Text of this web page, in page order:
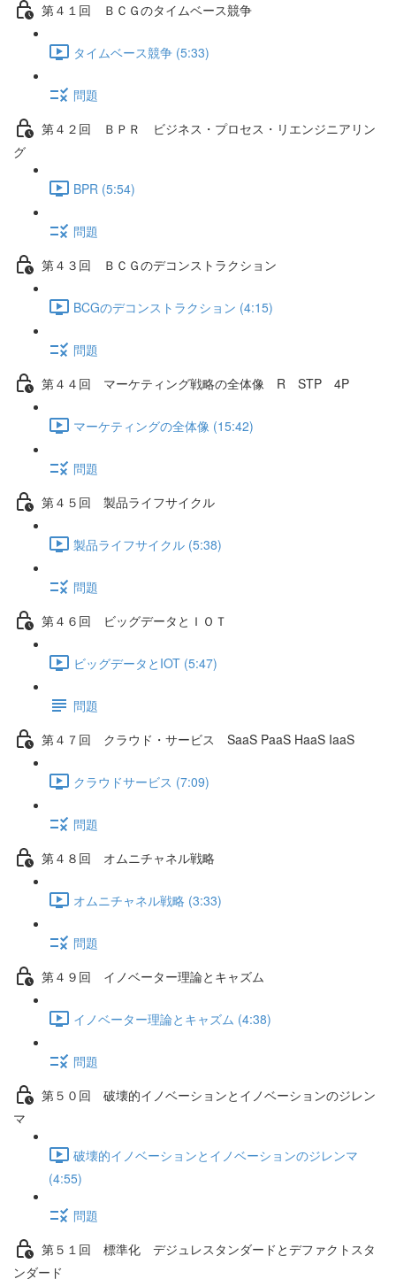
第４１回 ＢＣＧのタイムベース競争
タイムベース競争 (5:33)
問題
第４２回 ＢＰＲ ビジネス・プロセス・リエンジニアリン
グ
BPR (5:54)
問題
第４３回 ＢＣＧのデコンストラクション
BCGのデコンストラクション (4:15)
問題
第４４回 マーケティング戦略の全体像 R STP 4P
マーケティングの全体像 (15:42)
問題
第４５回 製品ライフサイクル
製品ライフサイクル (5:38)
問題
第４６回 ビッグデータとＩＯＴ
ビッグデータとIOT (5:47)
問題
第４７回 クラウド・サービス SaaS PaaS HaaS IaaS
クラウドサービス (7:09)
問題
第４８回 オムニチャネル戦略
オムニチャネル戦略 (3:33)
問題
第４９回 イノベーター理論とキャズム
イノベーター理論とキャズム (4:38)
問題
第５０回 破壊的イノベーションとイノベーションのジレン
マ
破壊的イノベーションとイノベーションのジレンマ
(4:55)
問題
第５１回 標準化 デジュレスタンダードとデファクトスタ
ンダード